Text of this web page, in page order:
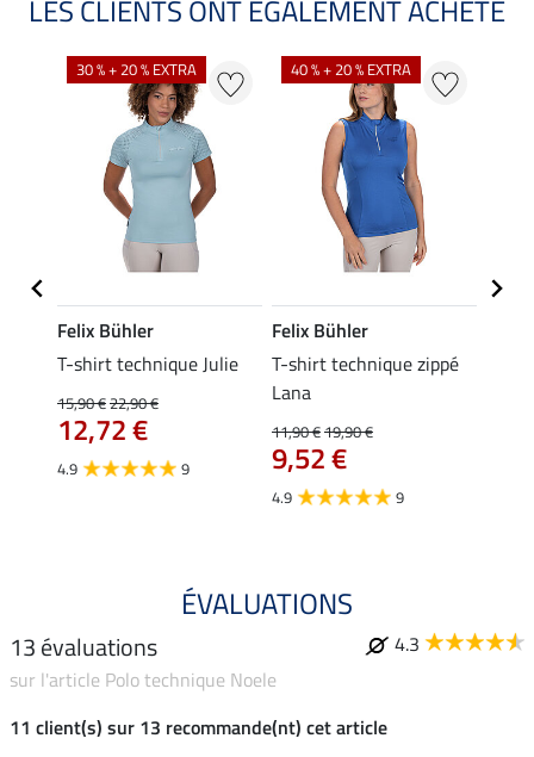
LES CLIENTS ONT ÉGALEMENT ACHETÉ
30 % + 20 % EXTRA
Felix Bühler
T-shirt technique Julie
15,90 €22,90 €
12,72 €
4.9 9
40 % + 20 % EXTRA
Felix Bühler
T-shirt technique zippé
Lana
11,90 €19,90 €
9,52 €
4.9 9
ÉVALUATIONS
13 évaluations
4.3
sur l'article Polo technique Noele
11 client(s) sur 13 recommande(nt) cet article